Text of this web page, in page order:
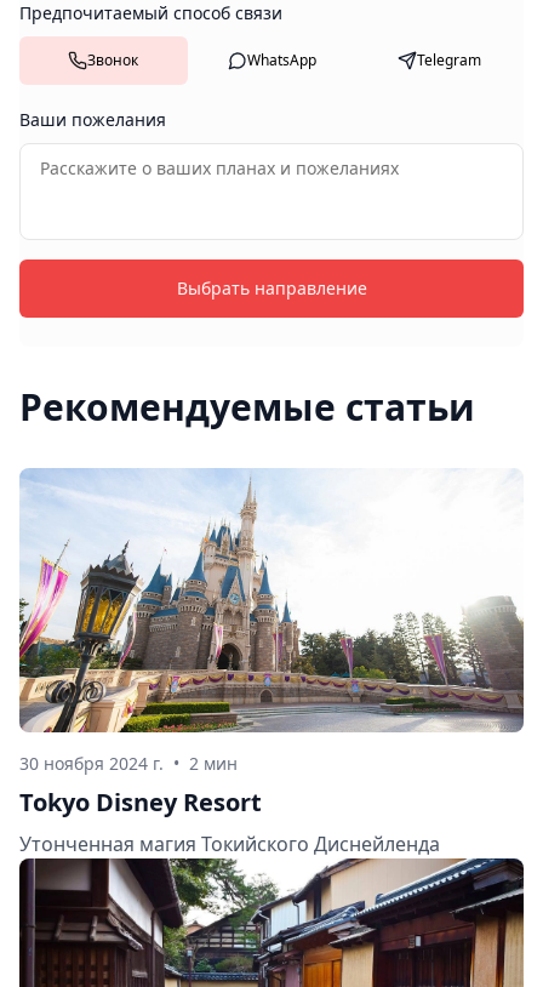
Предпочитаемый способ связи
Звонок WhatsApp Telegram
Ваши пожелания
Выбрать направление
Рекомендуемые статьи
30 ноября 2024 г. • 2 мин
Tokyo Disney Resort
Утонченная магия Токийского Диснейленда